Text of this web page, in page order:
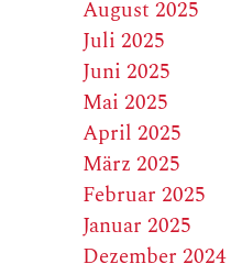
August 2025
Juli 2025
Juni 2025
Mai 2025
April 2025
März 2025
Februar 2025
Januar 2025
Dezember 2024